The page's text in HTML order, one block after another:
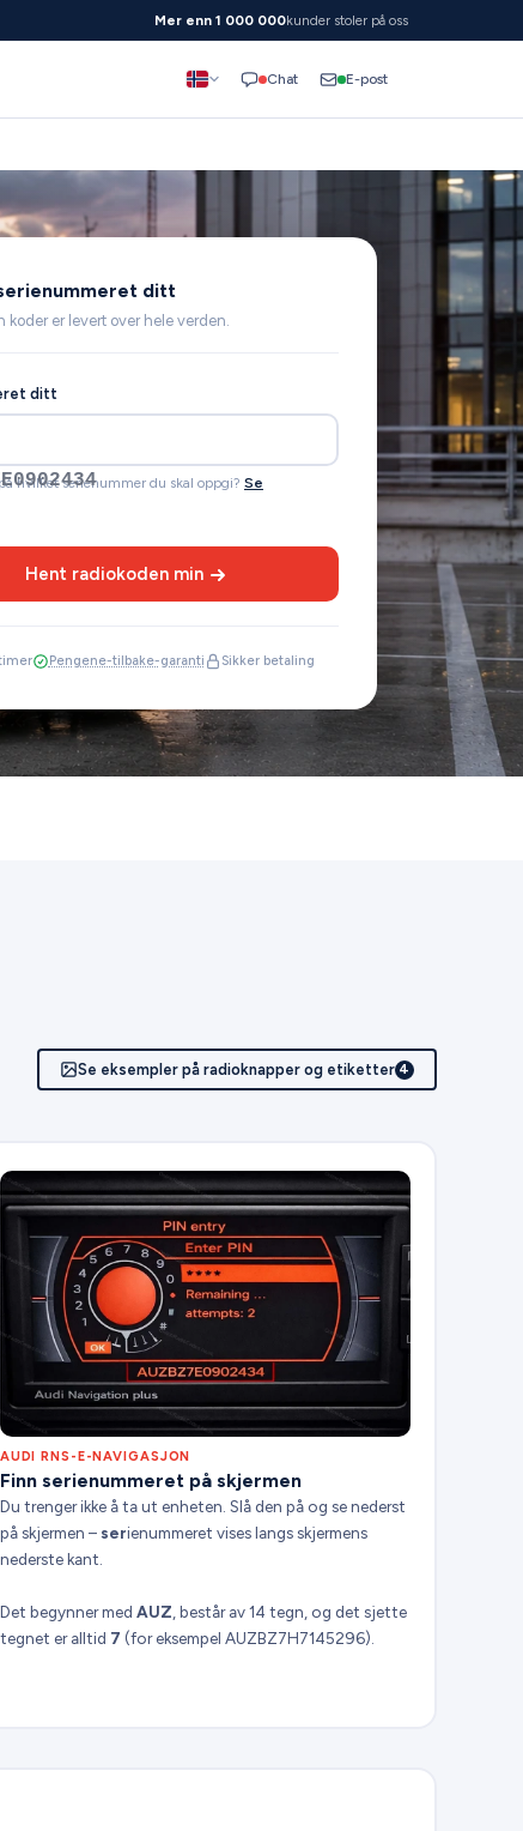
Mer enn 1 000 000kunder stoler på oss
Chat E-post
ditt
koder er levert over hele verden.
ditt
hvilket serienummer du skal oppgi? Se
Hent radiokoden min
Pengene-tilbake-garanti Sikker betaling
Se eksempler på radioknapper og etiketter 4
AUDI RNS-E-NAVIGASJON
Finn serienummeret på skjermen
Du trenger ikke å ta ut enheten. Slå den på og se nederst
på skjermen –serienummeret vises langs skjermens
nederste kant.
Det begynner med AUZ , består av 14 tegn, og det sjette
tegnet er alltid 7 (for eksempel AUZBZ7H7145296).